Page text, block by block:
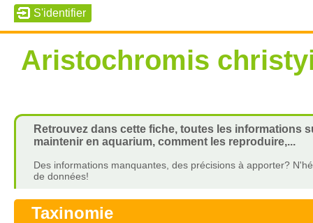
Aristochromis
Retrouvez dans cette fiche, toutes les informations
maintenir en aquarium, comment les reproduire,...
Des informations manquantes, des précisions à apporter?
de données!
Taxinomie